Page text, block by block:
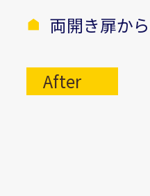
両開き扉か
After